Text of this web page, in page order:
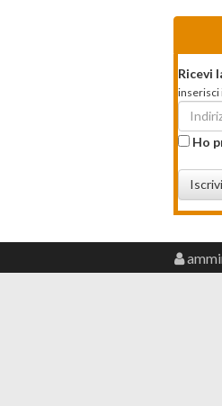
Ricevi
inserisci
Ho